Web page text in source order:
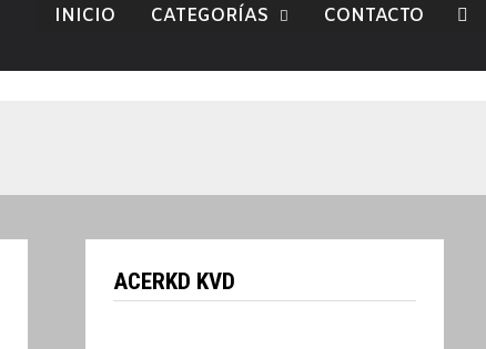
INICIO CATEGORÍAS CONTACTO
ACERKD KVD